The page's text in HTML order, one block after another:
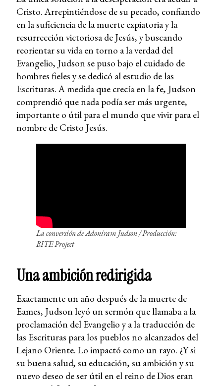
Cristo. Arrepintiéndose de su pecado, confiando
en la suficiencia de la muerte expiatoria y la
resurrección victoriosa de Jesús, y buscando
reorientar su vida en torno a la verdad del
Evangelio, Judson se puso bajo el cuidado de
hombres fieles y se dedicó al estudio de las
Escrituras. A medida que crecía en la fe, Judson
comprendió que nada podía ser más urgente,
importante o útil para el mundo que vivir para el
nombre de Cristo Jesús.
La conversión de Adoniram Judson/ Producción:
BITE Project
Una ambición redirigida
Exactamente un año después de la muerte de
Eames, Judson leyó un sermón que llamaba a la
proclamación del Evangelio y a la traducción de
las Escrituras para los pueblos no alcanzados del
Lejano Oriente. Lo impactó como un rayo. ¿Y si
su buena salud, su educación, su ambición y su
nuevo deseo de ser útil en el reino de Dios eran